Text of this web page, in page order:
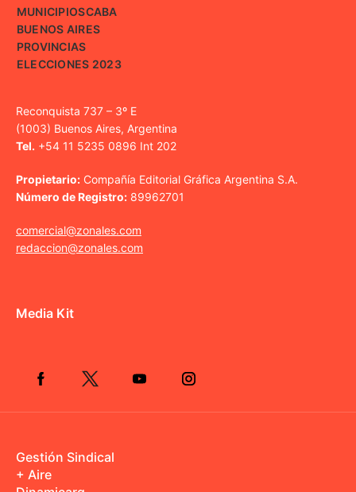
MUNICIPIOSCABA
BUENOS AIRES
PROVINCIAS
ELECCIONES 2023
Reconquista 737 – 3º E
(1003) Buenos Aires, Argentina
Tel. +54 11 5235 0896 Int 202
Propietario: Compañía Editorial Gráfica Argentina S.A.
Número de Registro: 89962701
comercial@zonales.com
redaccion@zonales.com
Media Kit
Gestión Sindical
+ Aire